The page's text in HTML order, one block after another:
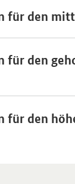
für den
für den
für den